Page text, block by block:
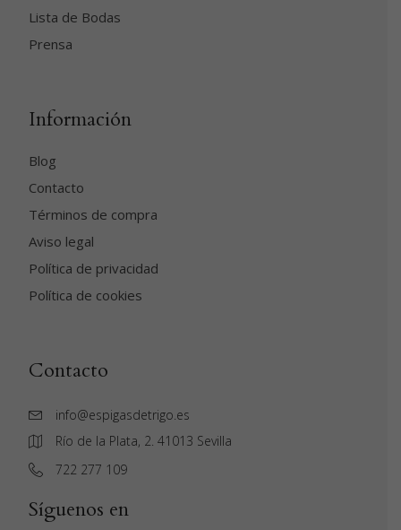
Lista de Bodas
Prensa
Información
Blog
Contacto
Términos de compra
Aviso legal
Política de privacidad
Política de cookies
Contacto
info@espigasdetrigo.es
Río de la Plata, 2. 41013 Sevilla
‭722 277 109‬
Síguenos en